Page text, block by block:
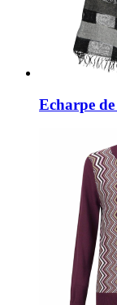
Echarpe